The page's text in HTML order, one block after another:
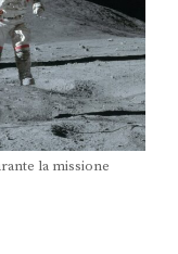
la missione